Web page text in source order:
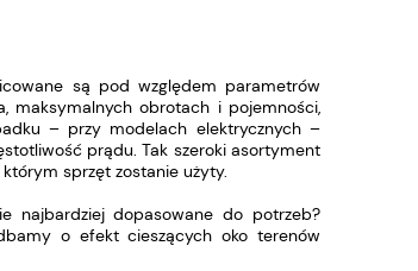
są pod względem parametrów
obrotach i pojemności,
– przy modelach elektrycznych –
prądu. Tak szeroki asortyment
sprzęt zostanie użyty.
najbardziej dopasowane do potrzeb?
o efekt cieszących oko terenów